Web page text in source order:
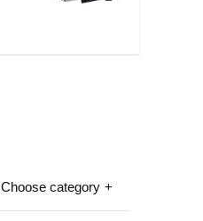
Choose category